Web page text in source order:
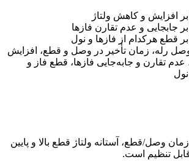
افزایش و کاهش ولتاژ
جابجایی و عدم تقارن فازها
قطع هرکدام از فازها و نول
وصل رله، زمان تأخیر در وصل و قطع، افزایش
عدم تقارن و جابه‌جایی فازها، قطع فاز و
وصل/قطع، آستانه ولتاژ قطع بالا و پایین
تنظیم است.